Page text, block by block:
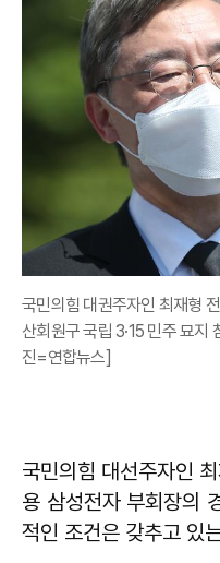
국민의힘 대권주자인 최재형
산회원구 국립 3·15 민주 묘지
진=연합뉴스]
국민의힘 대선주자인
용 삼성전자 부회장의
적인 조건은 갖추고 있